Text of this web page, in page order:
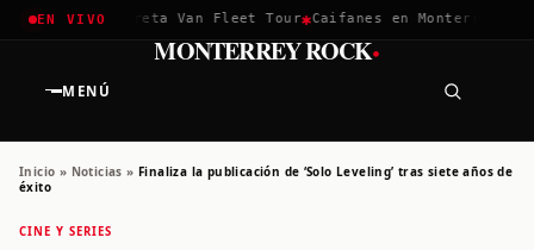
EN VIVO
2026✱Greta Van Fleet Tour✱Caifanes en Monterrey · 12
MENÚ
MONTERREY ROCK·
Inicio » Noticias » Finaliza la publicación de ‘Solo Leveling’ tras siete años de
éxito
CINE Y SERIES